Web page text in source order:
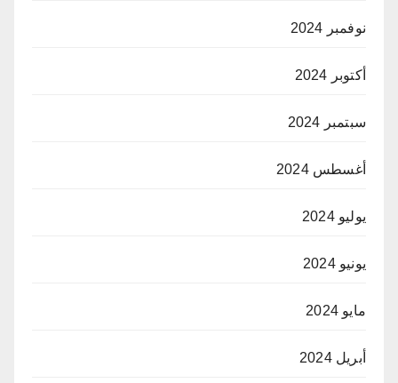
نوفمبر 2024
أكتوبر 2024
سبتمبر 2024
أغسطس 2024
يوليو 2024
يونيو 2024
مايو 2024
أبريل 2024